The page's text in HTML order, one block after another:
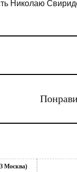
Николаю
Москва)